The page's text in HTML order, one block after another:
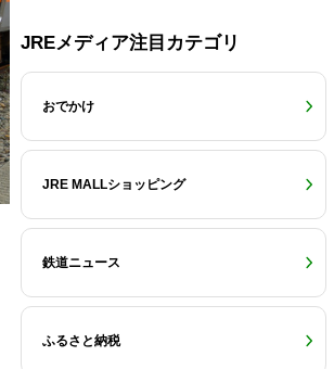
JREメディア注目カテゴリ
おでかけ
JRE MALLショッピング
鉄道ニュース
ふるさと納税